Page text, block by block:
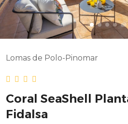
Lomas de Polo-Pinomar
Coral SeaShell
Fidalsa